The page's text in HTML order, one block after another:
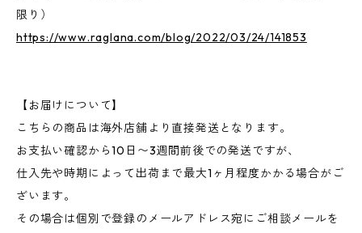
限り）
https://www.raglana.com/blog/2022/03/24/141853
【お届けについて】
こちらの商品は海外店舗より直接発送となります。
お支払い確認から10日〜3週間前後での発送ですが、
仕入先や時期によって出荷まで最大1ヶ月程度かかる場合がご
ざいます。
その場合は個別で登録のメールアドレス宛にご相談メールを